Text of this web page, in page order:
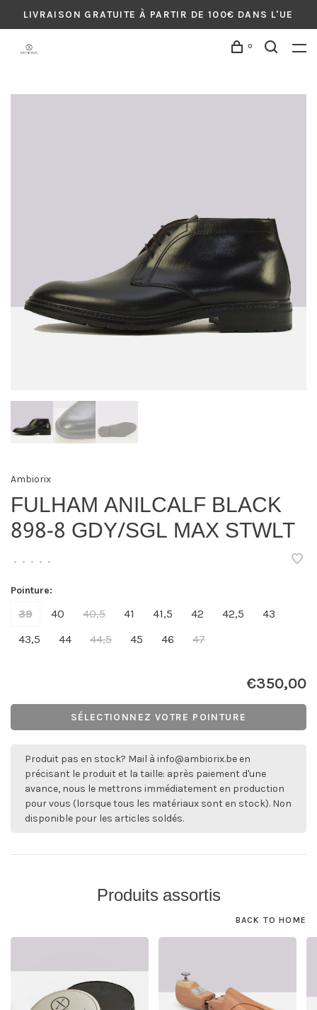
LIVRAISON GRATUITE À PARTIR DE 100€ DANS L'UE
0
Ambiorix
FULHAM ANILCALF BLACK
898-8 GDY/SGL MAX STWLT
• • • • •
Pointure:
39 40 40,5 41 41,5 42 42,5
43
43,5
44 44,5 45 46 47
€350,00
SÉLECTIONNEZ VOTRE POINTURE
Produit pas en stock? Mail à info@ambiorix.be en
précisant le produit et la taille: après paiement d'une
avance, nous le mettrons immédiatement en production
pour vous (lorsque tous les matériaux sont en stock). Non
disponible pour les articles soldés.
Produits assortis
BACK TO HOME